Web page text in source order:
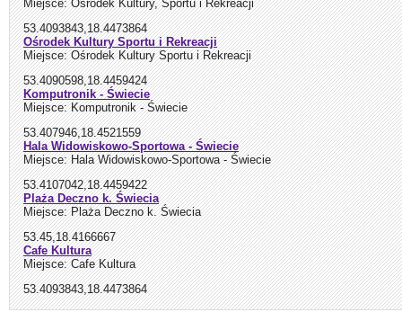
Miejsce: Ośrodek Kultury, Sportu i Rekreacji
53.4093843,18.4473864
Ośrodek Kultury Sportu i Rekreacji
Miejsce: Ośrodek Kultury Sportu i Rekreacji
53.4090598,18.4459424
Komputronik - Świecie
Miejsce: Komputronik - Świecie
53.407946,18.4521559
Hala Widowiskowo-Sportowa - Świecie
Miejsce: Hala Widowiskowo-Sportowa - Świecie
53.4107042,18.4459422
Plaża Deczno k. Świecia
Miejsce: Plaża Deczno k. Świecia
53.45,18.4166667
Cafe Kultura
Miejsce: Cafe Kultura
53.4093843,18.4473864